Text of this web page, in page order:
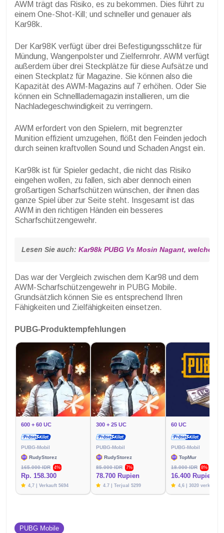
AWM trägt das Risiko, es zu bekommen. Dies führt zu
einem One-Shot-Kill; und schneller und genauer als
Kar98k.
Der Kar98K verfügt über drei Befestigungsschlitze für
Mündung, Wangenpolster und Zielfernrohr. AWM verfügt
außerdem über drei Steckplätze für diese Aufsätze und
einen Steckplatz für Magazine. Sie können also die
Kapazität des AWM-Magazins auf 7 erhöhen. Oder Sie
können ein Schnelllademagazin installieren, um die
Nachladegeschwindigkeit zu verringern.
AWM erfordert von den Spielern, mit begrenzter
Munition effizient umzugehen, flößt den Feinden jedoch
durch seinen kraftvollen Sound und Schaden Angst ein.
Kar98k ist für Spieler gedacht, die nicht das Risiko
eingehen wollen, zu fallen, sich aber dennoch einen
großartigen Scharfschützen wünschen, der ihnen das
ganze Spiel über zur Seite steht.
Insgesamt ist das
AWM in den richtigen Händen ein besseres
Scharfschützengewehr.
Lesen Sie auch: Kar98k PUBG Vs Mosin Nagant, welcher
Das war der Vergleich zwischen dem Kar98 und dem
AWM-Scharfschützengewehr in PUBG Mobile.
Grundsätzlich können Sie es entsprechend Ihren
Fähigkeiten und Zielfähigkeiten einsetzen.
PUBG-Produktempfehlungen
600 + 60 UC
PUBG-Mobil
RudyStorez
165.000 IDR
4%
Rp. 158.300
4,7 | Verkauft 5694
300 + 25 UC
PUBG-Mobil
RudyStorez
85.000 IDR
7%
78.700 Rupien
4.7 | Terjual 5299
60 UC
PUBG-Mobil
TopMur
18.000 IDR
8%
16.400 Rupien
4,6 | 3020 verkauft
PUBG Mobile